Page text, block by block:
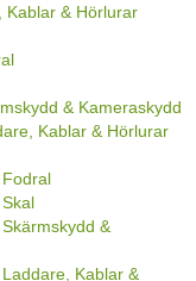
Kablar & Hörlurar
& Kameraskydd
Kablar & Hörlurar
&
Kablar &